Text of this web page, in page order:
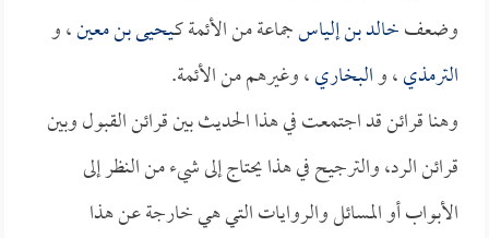
وضعفخالد بن إلياسجماعة من الأئمة كـيحيى بن معين، و
الترمذي، والبخاري، وغيرهم من الأئمة.
وهنا قرائن قد اجتمعت في هذا الحديث بين قرائن القبول وبين
قرائن الرد، والترجيح في هذا يحتاج إلى شيء من النظر إلى
الأبواب أو المسائل والروايات التي هي خارجة عن هذا